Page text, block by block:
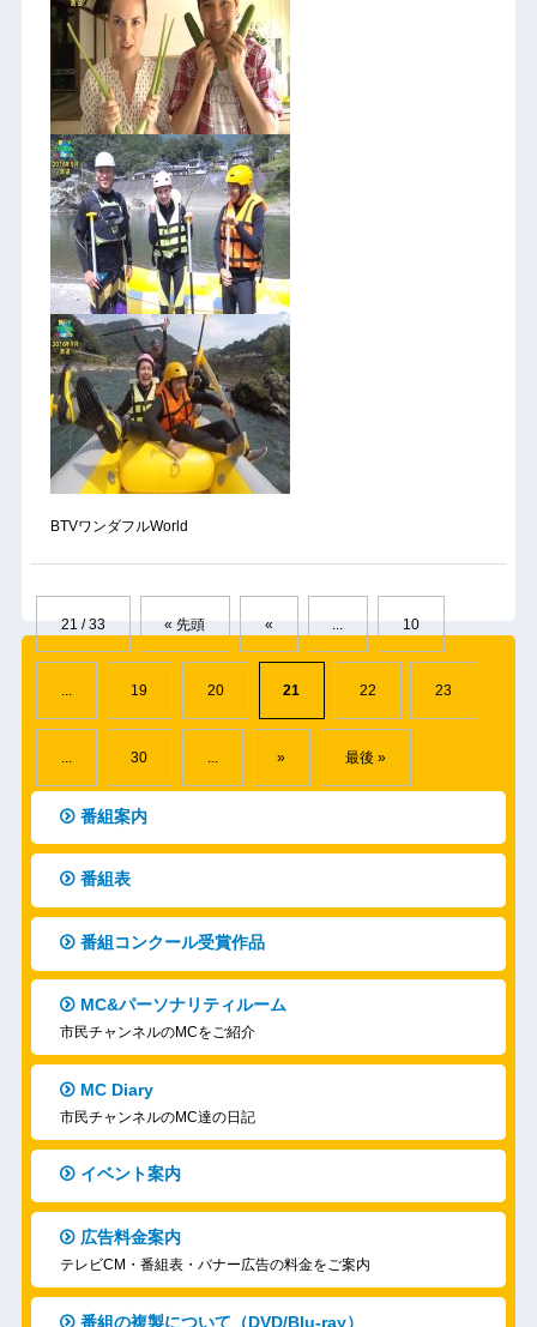
BTVワンダフルWorld
21 / 33 « 先頭 « 10
... 19 20 21 22 23
... 30 ... » 最後 »
番組案内
番組表
番組コンクール受賞作品
MC&パーソナリティルーム
市民チャンネルのMCをご紹介
MC Diary
市民チャンネルのMC達の日記
イベント案内
広告料金案内
テレビCM・番組表・バナー広告の料金をご案内
番組の複製について（DVD/Blu-ray）